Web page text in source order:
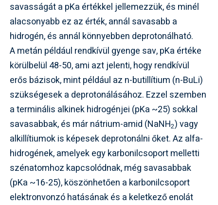
savasságát a pKa értékkel jellemezzük, és minél
alacsonyabb ez az érték, annál savasabb a
hidrogén, és annál könnyebben deprotonálható.
A metán például rendkívül gyenge sav, pKa értéke
körülbelül 48-50, ami azt jelenti, hogy rendkívül
erős bázisok, mint például az n-butillítium (n-BuLi)
szükségesek a deprotonálásához. Ezzel szemben
a terminális alkinek hidrogénjei (pKa ~25) sokkal
savasabbak, és már nátrium-amid (NaNH2) vagy
alkillítiumok is képesek deprotonálni őket. Az alfa-
hidrogének, amelyek egy karbonilcsoport melletti
szénatomhoz kapcsolódnak, még savasabbak
(pKa ~16-25), köszönhetően a karbonilcsoport
elektronvonzó hatásának és a keletkező enolát